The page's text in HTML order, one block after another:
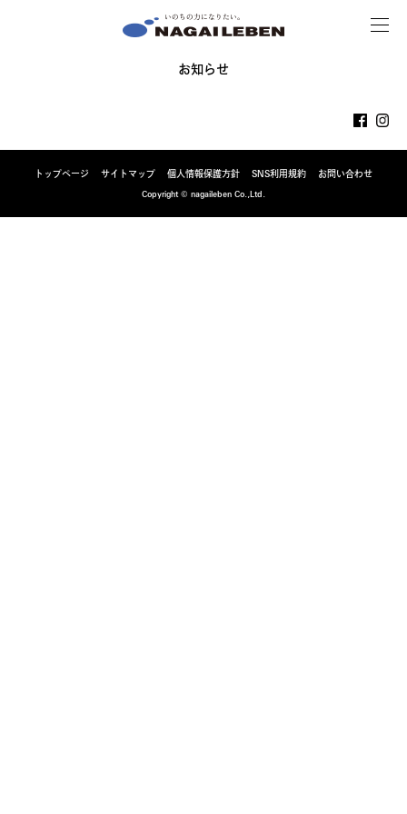
MENU
お知らせ
トップページ サイトマップ 個人情報保護方針 SNS利用規約
お問い合わせ
Copyright © nagaileben Co.,Ltd.